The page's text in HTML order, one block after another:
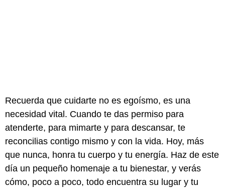
Recuerda que cuidarte no es egoísmo, es una
necesidad vital. Cuando te das permiso para
atenderte, para mimarte y para descansar, te
reconcilias contigo mismo y con la vida. Hoy, más
que nunca, honra tu cuerpo y tu energía. Haz de este
día un pequeño homenaje a tu bienestar, y verás
cómo, poco a poco, todo encuentra su lugar y tu